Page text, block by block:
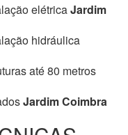
elétricaJardim
hidráulica
até 80 metros
Jardim Coimbra